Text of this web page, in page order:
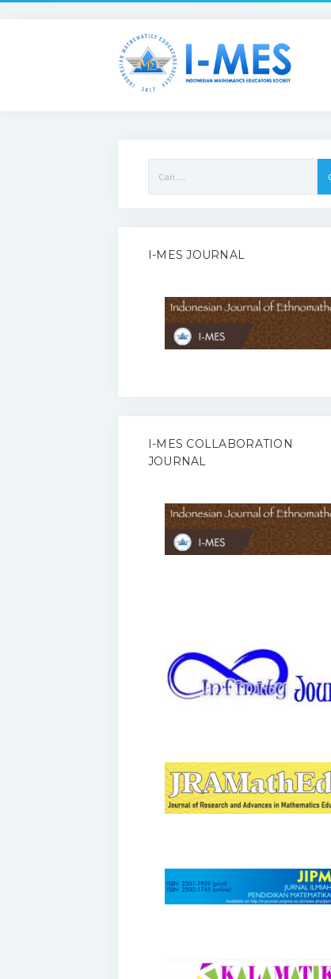
untuk:
I-MES JOURNAL
I-MES COLLABORATION
JOURNAL